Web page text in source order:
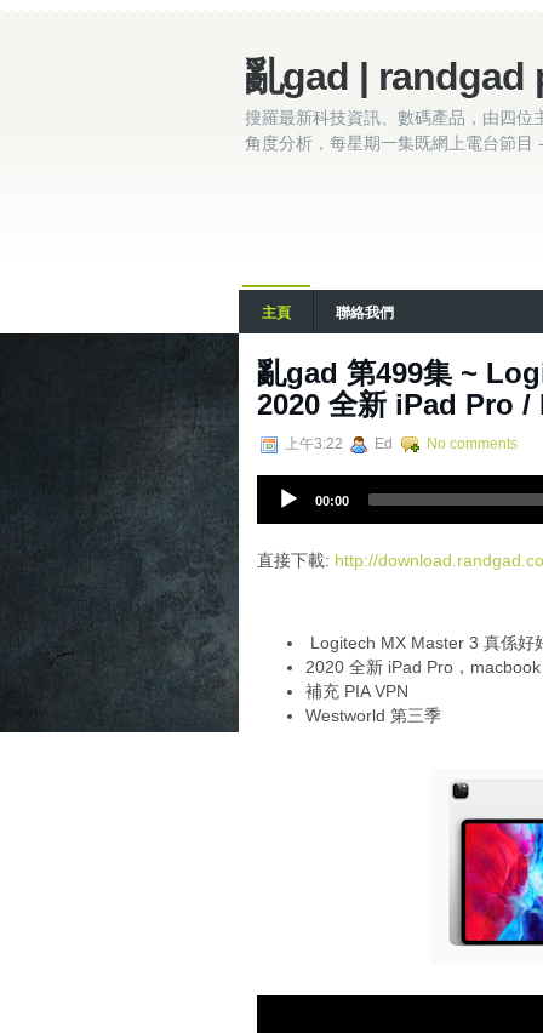
亂gad | randgad
搜羅最新科技資訊、數碼產品，由四位
角度分析，每星期一集既網上電台節目
主頁 聯絡我們
亂gad 第499集 ~
2020 全新 iPad Pro
上午3:22 Ed No comments
i
00:00
直接下載: http://
Logitech MX Master 3 真係好
2020 全新 iPad Pro，
補充 PIA VPN
Westworld 第三季